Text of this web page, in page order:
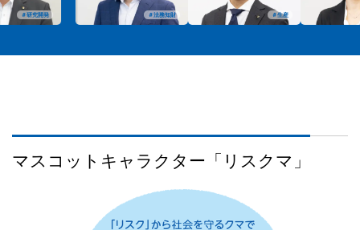
＃研究開発 ＃法務知財 ＃生産
マスコットキャラクター「リスクマ」